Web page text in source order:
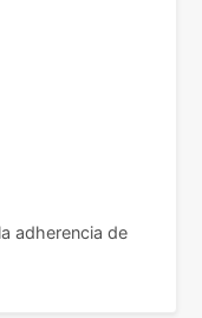
adherencia de